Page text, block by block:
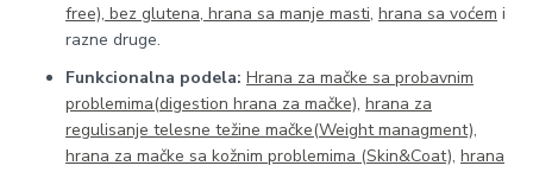
free), bez glutena, hrana sa manje masti, hrana sa voćem i
razne druge.
Funkcionalna podela: Hrana za mačke sa probavnim
problemima(digestion hrana za mačke), hrana za
regulisanje telesne težine mačke(Weight managment),
hrana za mačke sa kožnim problemima (Skin&Coat), hrana